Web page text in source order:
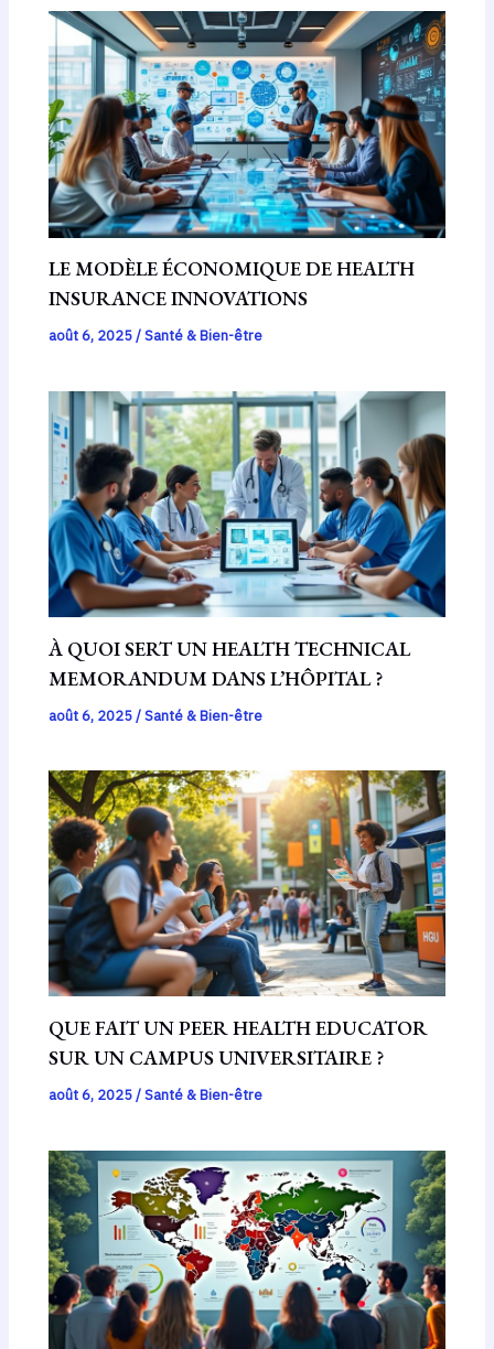
LE MODÈLE ÉCONOMIQUE DE HEALTH
INSURANCE INNOVATIONS
août 6, 2025/Santé & Bien-être
À QUOI SERT UN HEALTH TECHNICAL
MEMORANDUM DANS L’HÔPITAL ?
août 6, 2025/Santé & Bien-être
QUE FAIT UN PEER HEALTH EDUCATOR
SUR UN CAMPUS UNIVERSITAIRE ?
août 6, 2025/Santé & Bien-être